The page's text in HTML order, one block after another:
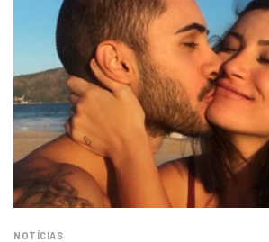
NOTÍCIAS